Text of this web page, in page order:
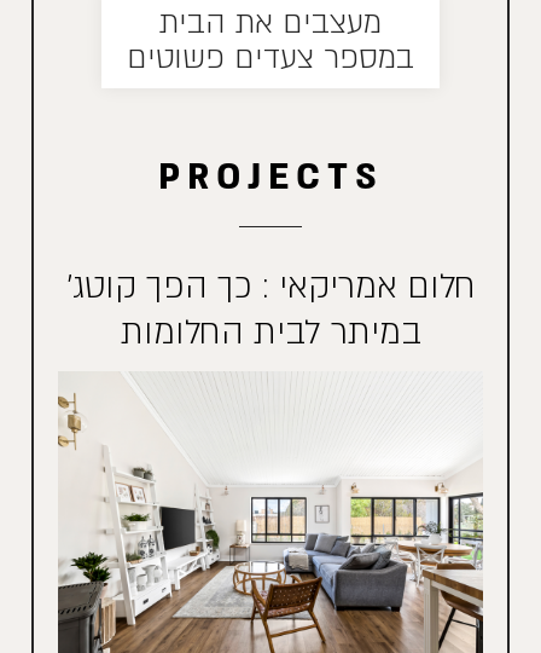
מעצבים את הבית
במספר צעדים פשוטים
PROJECTS
חלום אמריקאי : כך הפך קוטג'
במיתר לבית החלומות